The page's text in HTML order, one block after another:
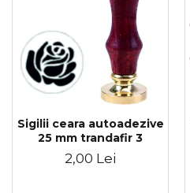
Sigilii ceara autoadezive
25 mm trandafir 3
2,00 Lei